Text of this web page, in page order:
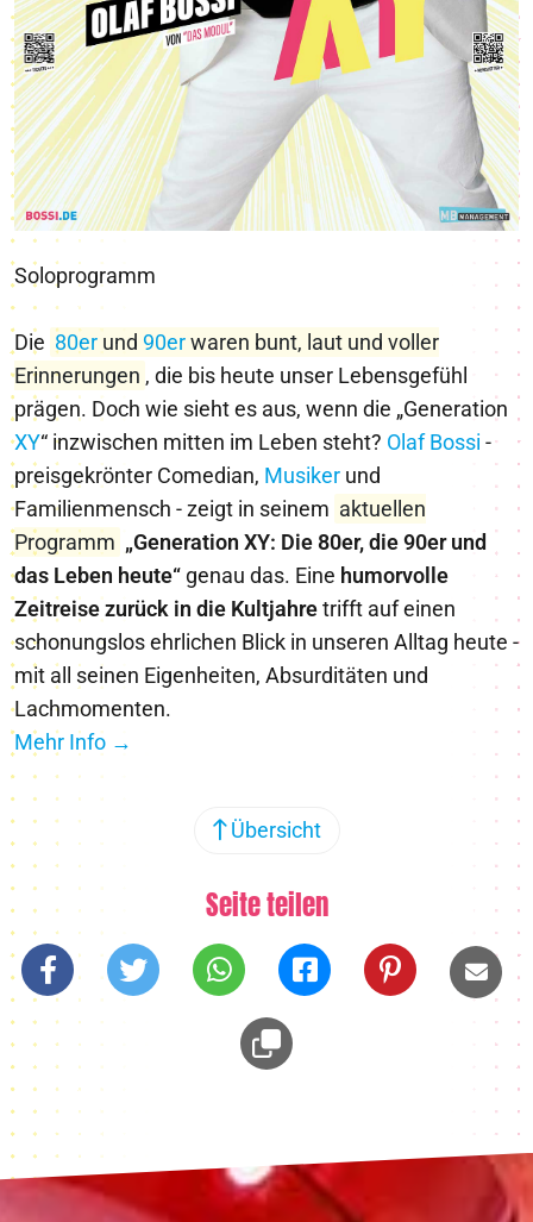
Soloprogramm
Die 80erund 90erwaren bunt, laut und voller
Erinnerungen , die bis heute unser Lebensgefühl
prägen. Doch wie sieht es aus, wenn die „Generation
XY“ inzwischen mitten im Leben steht? Olaf Bossi -
preisgekrönter Comedian, Musiker und
Familienmensch - zeigt in seinem aktuellen
Programm „Generation XY: Die 80er, die 90er und
das Leben heute“ genau das. Eine humorvolle
Zeitreise zurück in die Kultjahretrifft auf einen
schonungslos ehrlichen Blick in unseren Alltag heute -
mit all seinen Eigenheiten, Absurditäten und
Lachmomenten.
Mehr Info →
Übersicht
Seite teilen